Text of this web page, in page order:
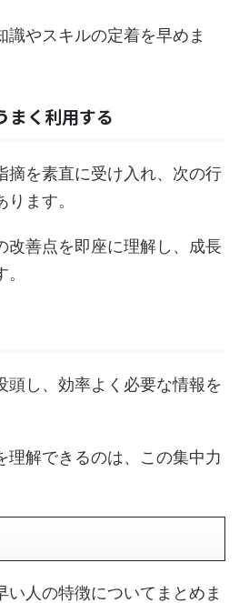
識やスキルの定着を早めま
まく利用する
摘を素直に受け入れ、次の行
ます。
改善点を即座に理解し、成長
頭し、効率よく必要な情報を
理解できるのは、この集中力
い人の特徴についてまとめま